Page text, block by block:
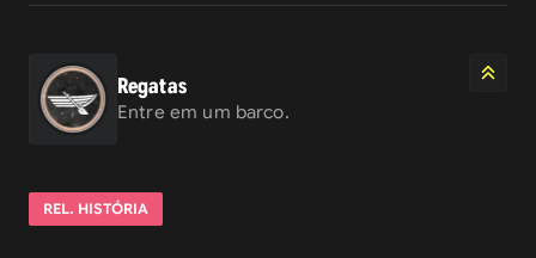
Regatas
Entre em um barco.
REL. HISTÓRIA